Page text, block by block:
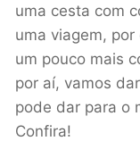
uma cesta com
uma viagem,
um pouco mais
por aí, vamos
pode dar para o
Confira!